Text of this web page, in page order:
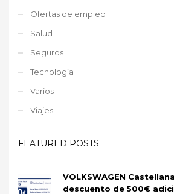
Ofertas de empleo
Salud
Seguros
Tecnología
Varios
Viajes
FEATURED POSTS
VOLKSWAGEN
descuento de 500€